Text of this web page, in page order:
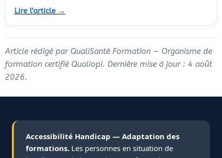
Lire l’article →
Article rédigé par QualiSanté Formation — Organisme de
formation certifié Qualiopi. Dernière mise à jour : 4 août
2026.
Accessibilité Handicap — Adaptation des
formations. Les personnes en situation de